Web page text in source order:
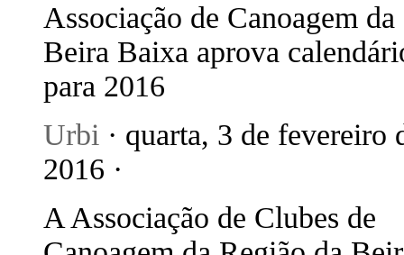
Associação de Canoagem da
Beira Baixa aprova
para 2016
Urbi · quarta, 3 de fevereiro
2016 ·
A Associação de Clubes de